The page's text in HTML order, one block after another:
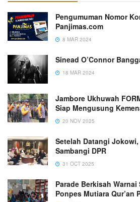
Pengumuman Nomor
Panjimas.com
8 MAR 2024
Sinead O’Connor
18 MAR 2024
Jambore Ukhuwah
Siap Mengusung
20 NOV 2025
Setelah Datangi
Sambangi DPR
31 OCT 2025
Parade Berkisah
Ponpes Mutiara Qur’an